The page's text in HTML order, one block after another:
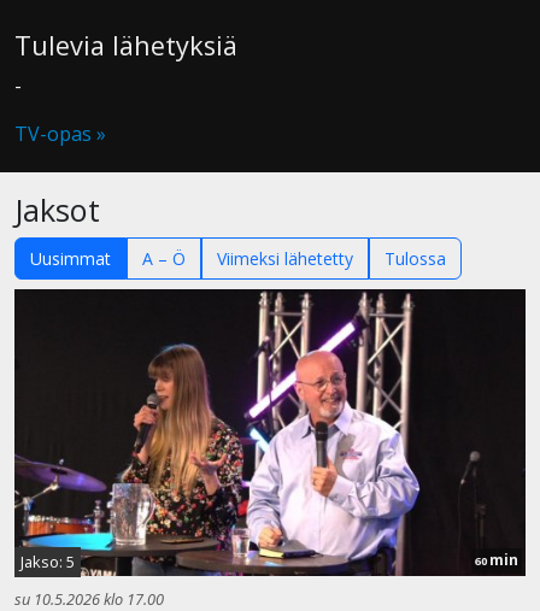
Tulevia lähetyksiä
-
TV-opas »
Jaksot
Uusimmat A – Ö Viimeksi lähetetty Tulossa
Jakso: 5 60 min
su 10.5.2026 klo 17.00